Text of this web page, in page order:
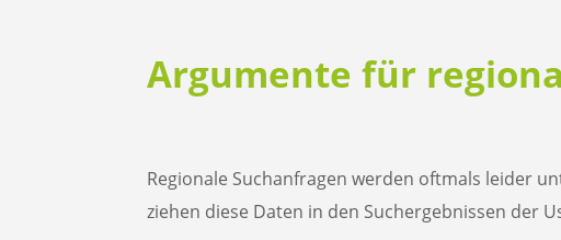
Argumente für
Regionale Suchanfragen werden oftmals leider
ziehen diese Daten in den Suchergebnissen der